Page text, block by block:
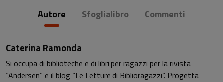
Autore Sfoglialibro Commenti
Caterina Ramonda
Si occupa di biblioteche e di libri per ragazzi per la rivista
“Andersen” e il blog “Le Letture di Biblioragazzi”. Progetta